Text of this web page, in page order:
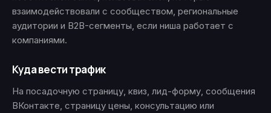
взаимодействовали с сообществом, региональные
аудитории и B2B-сегменты, если ниша работает с
компаниями.
Куда вести трафик
На посадочную страницу, квиз, лид-форму, сообщения
ВКонтакте, страницу цены, консультацию или